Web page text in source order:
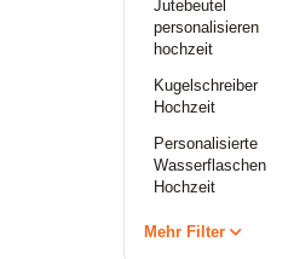
Jutebeutel
personalisieren
hochzeit
Kugelschreiber
Hochzeit
Personalisierte
Wasserflaschen
Hochzeit
Mehr Filter